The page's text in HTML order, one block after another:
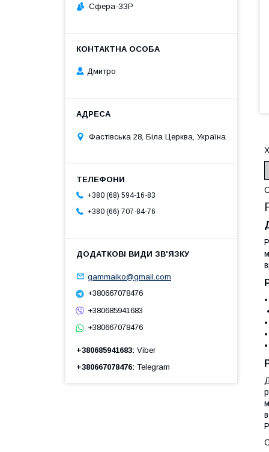
Сфера-ЗЗР
Дмитро
Фастівська 28, Біла Церква, Україна
+380 (68) 594-16-83
+380 (66) 707-84-76
gammaiko@gmail.com
+380667078476
+380685941683
+380667078476
+380685941683 Viber
+380667078476 Telegram